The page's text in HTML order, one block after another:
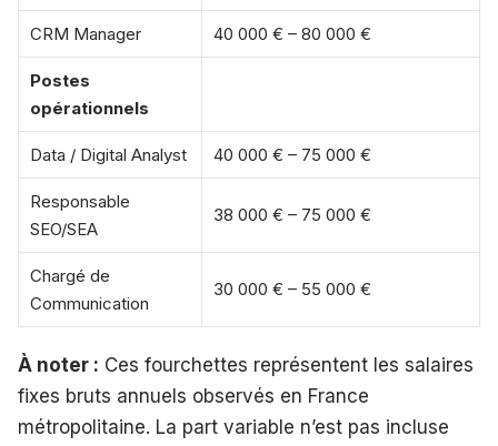
CRM Manager 40 000 € – 80 000 €
Postes
opérationnels
Data / Digital Analyst 40 000 € – 75 000 €
Responsable
SEO/SEA
38 000 € – 75 000 €
Chargé de
Communication
30 000 € – 55 000 €
À noter : Ces fourchettes représentent les salaires
fixes bruts annuels observés en France
métropolitaine. La part variable n’est pas incluse